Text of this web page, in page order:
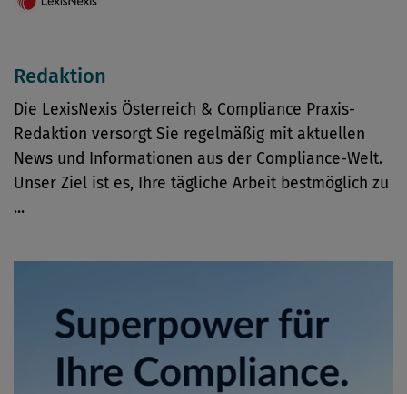
Redaktion
Die LexisNexis Österreich & Compliance Praxis-
Redaktion versorgt Sie regelmäßig mit aktuellen
News und Informationen aus der Compliance-Welt.
Unser Ziel ist es, Ihre tägliche Arbeit bestmöglich zu
...